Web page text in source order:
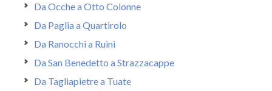
Da Ocche a Otto Colonne
Da Paglia a Quartirolo
Da Ranocchi a Ruini
Da San Benedetto a Strazzacappe
Da Tagliapietre a Tuate